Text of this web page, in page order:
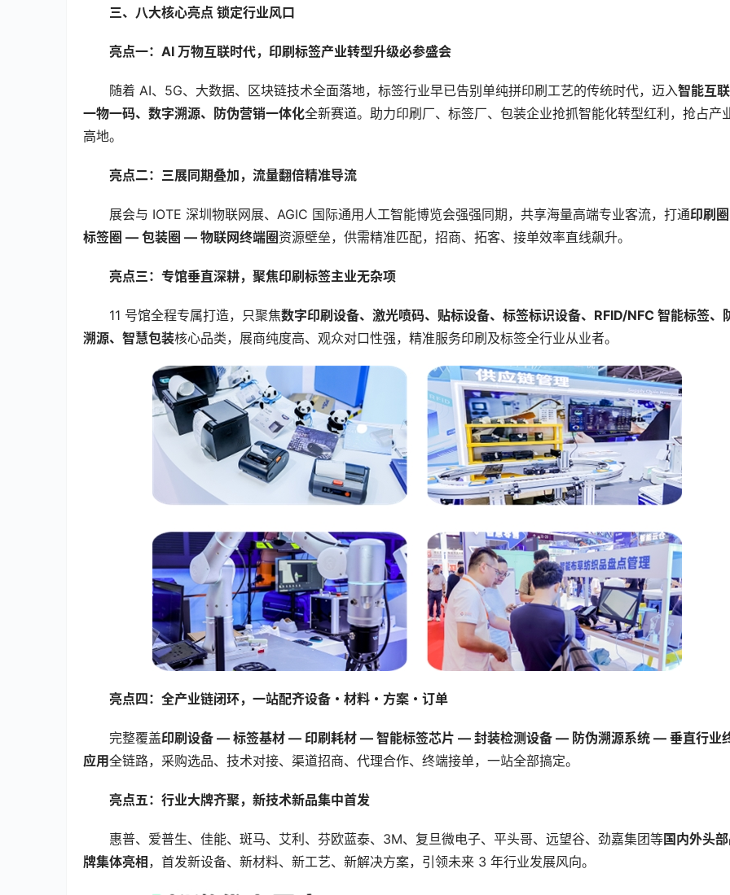
三、八大核心亮点 锁定行业风口
亮点一：AI 万物互联时代，印刷标签产业转型升级必参盛会
随着 AI、5G、大数据、区块链技术全面落地，标签行业早已告别单纯拼印刷工艺的传统时代，迈入智能互
一物一码、数字溯源、防伪营销一体化全新赛道。助力印刷厂、标签厂、包装企业抢抓智能化转型红利，抢占产
高地。
亮点二：三展同期叠加，流量翻倍精准导流
展会与 IOTE 深圳物联网展、AGIC 国际通用人工智能博览会强强同期，共享海量高端专业客流，打通印刷
标签圈 — 包装圈 — 物联网终端圈 资源壁垒，供需精准匹配，招商、拓客、接单效率直线飙升。
亮点三：专馆垂直深耕，聚焦印刷标签主业无杂项
11 号馆全程专属打造，只聚焦数字印刷设备、激光喷码、贴标设备、标签标识设备、RFID/NFC 智能标签、
溯源、智慧包装核心品类，展商纯度高、观众对口性强，精准服务印刷及标签全行业从业者。
亮点四：全产业链闭环，一站配齐设备・材料・方案・订单
完整覆盖印刷设备 — 标签基材 — 印刷耗材 — 智能标签芯片 — 封装检测设备 — 防伪溯源系统 — 垂直行业
应用全链路，采购选品、技术对接、渠道招商、代理合作、终端接单，一站全部搞定。
亮点五：行业大牌齐聚，新技术新品集中首发
惠普、爱普生、佳能、斑马、艾利、芬欧蓝泰、3M、复旦微电子、平头哥、远望谷、劲嘉集团等国内外头
牌集体亮相 ，首发新设备、新材料、新工艺、新解决方案，引领未来 3 年行业发展风向。